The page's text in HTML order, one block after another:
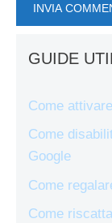
GUIDE
Come
Come
Google
Come
Come